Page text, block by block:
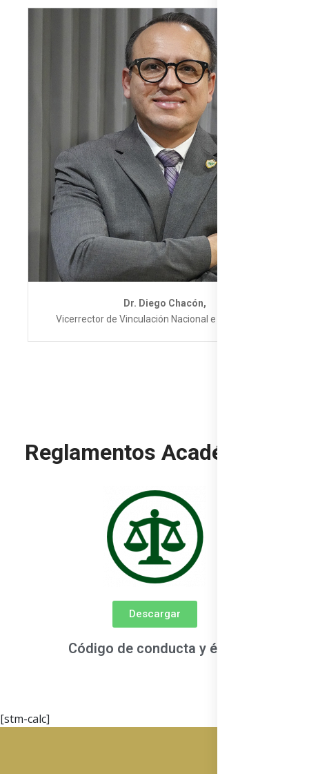
Dr. Diego Chacón,
Vicerrector de Vinculación Nacional e Internacional
Reglamentos Académicos
Descargar
Código de conducta y ética
[stm-calc]